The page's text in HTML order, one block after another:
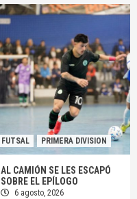
FUTSAL PRIMERA DIVISION
AL CAMIÓN SE LES ESCAPÓ
SOBRE EL EPÍLOGO
6 agosto, 2026